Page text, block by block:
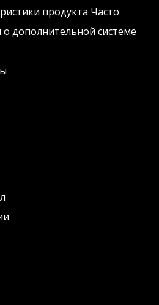
продукта Часто
дополнительной системе